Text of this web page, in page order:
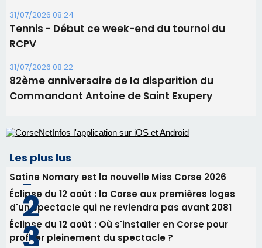
31/07/2026 08:24
Tennis - Début ce week-end du tournoi du
RCPV
31/07/2026 08:22
82ème anniversaire de la disparition du
Commandant Antoine de Saint Exupery
Les plus lus
Satine Nomary est la nouvelle Miss Corse 2026
Éclipse du 12 août : la Corse aux premières loges
d'un spectacle qui ne reviendra pas avant 2081
Éclipse du 12 août : Où s'installer en Corse pour
profiter pleinement du spectacle ?